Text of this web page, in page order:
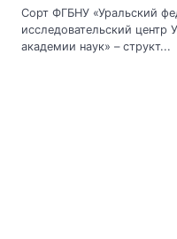
Сорт ФГБНУ «Уральский
исследовательский центр
академии наук» – структ...